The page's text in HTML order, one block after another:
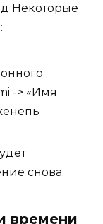
Некоторые
-> «Имя
снова.
времени